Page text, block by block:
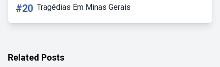
#20 Tragédias Em Minas Gerais
Related Posts